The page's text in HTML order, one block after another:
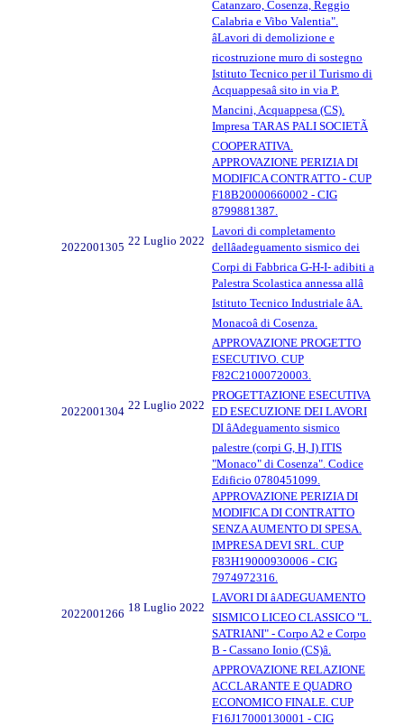
Catanzaro, Cosenza, Reggio
Calabria e Vibo Valentia".
âLavori di demolizione e
ricostruzione muro di sostegno
Istituto Tecnico per il Turismo di
Acquappesaâ sito in via P.
Mancini, Acquappesa (CS).
Impresa TARAS PALI SOCIETÃ
COOPERATIVA.
APPROVAZIONE PERIZIA DI
MODIFICA CONTRATTO - CUP
F18B20000660002 - CIG
8799881387.
2022001305 22 Luglio 2022
Lavori di completamento
dellâadeguamento sismico dei
Corpi di Fabbrica G-H-I- adibiti a
Palestra Scolastica annessa allâ
Istituto Tecnico Industriale âA.
Monacoâ di Cosenza.
APPROVAZIONE PROGETTO
ESECUTIVO. CUP
F82C21000720003.
2022001304 22 Luglio 2022
PROGETTAZIONE ESECUTIVA
ED ESECUZIONE DEI LAVORI
DI âAdeguamento sismico
palestre (corpi G, H, I) ITIS
"Monaco" di Cosenza". Codice
Edificio 0780451099.
APPROVAZIONE PERIZIA DI
MODIFICA DI CONTRATTO
SENZA AUMENTO DI SPESA.
IMPRESA DEVI SRL. CUP
F83H19000930006 - CIG
7974972316.
2022001266 18 Luglio 2022
LAVORI DI âADEGUAMENTO
SISMICO LICEO CLASSICO "L.
SATRIANI" - Corpo A2 e Corpo
B - Cassano Ionio (CS)â.
APPROVAZIONE RELAZIONE
ACCLARANTE E QUADRO
ECONOMICO FINALE. CUP
F16J17000130001 - CIG